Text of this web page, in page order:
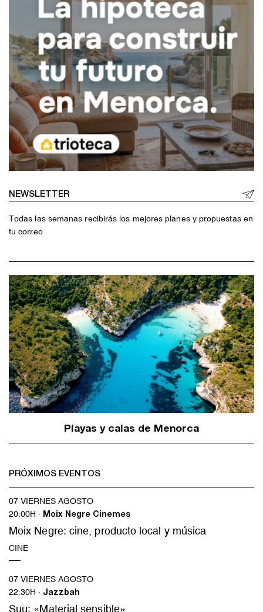
NEWSLETTER
Todas las semanas recibirás los mejores planes y propuestas en
tu correo
Playas y calas de Menorca
PRÓXIMOS EVENTOS
07 VIERNES AGOSTO
20:00H · Moix Negre Cinemes
Moix Negre: cine, producto local y música
CINE
07 VIERNES AGOSTO
22:30H · Jazzbah
Suu: «Material sensible»